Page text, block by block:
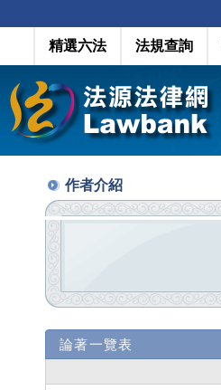
精選六法 法規查詢
作者介紹
論著一覽表